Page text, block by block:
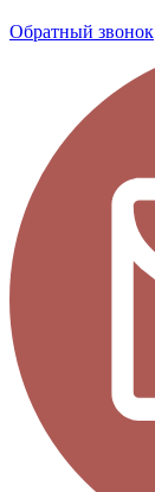
Обратный звонок